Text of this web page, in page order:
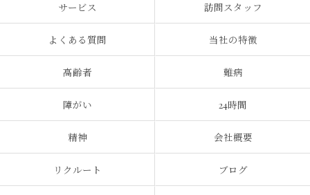
サービス 訪問スタッフ
よくある質問 当社の特徴
高齢者 難病
障がい 24時間
精神 会社概要
リクルート ブログ